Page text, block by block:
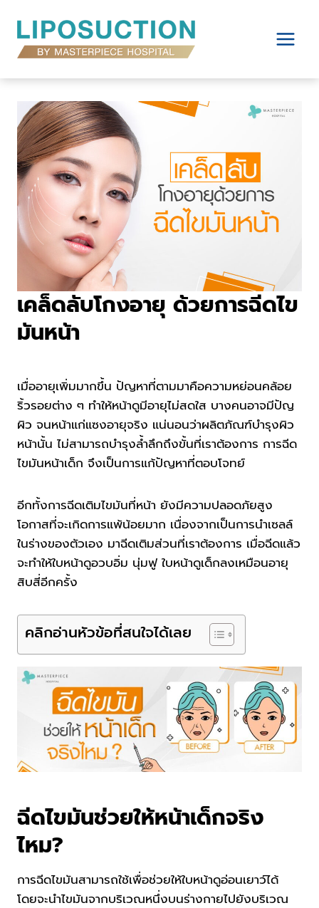
content
เคล็ดลับโกงอายุ ด้วยการฉีดไข
มันหน้า
เมื่ออายุเพิ่มมากขึ้น ปัญหาที่ตามมาคือความหย่อนคล้อย
ริ้วรอยต่าง ๆ ทำให้หน้าดูมีอายุไม่สดใส บางคนอาจมีปัญ
ผิว จนหน้าแก่แซงอายุจริง แน่นอนว่าผลิตภัณฑ์บำรุงผิว
หน้านั้น ไม่สามารถบำรุงล้ำลึกถึงขั้นที่เราต้องการ การฉีด
ไขมันหน้าเด็ก จึงเป็นการแก้ปัญหาที่ตอบโจทย์
อีกทั้งการฉีดเติมไขมันที่หน้า ยังมีความปลอดภัยสูง
โอกาสที่จะเกิดการแพ้น้อยมาก เนื่องจากเป็นการนำเซลล์
ในร่างของตัวเอง มาฉีดเติมส่วนที่เราต้องการ เมื่อฉีดแล้ว
จะทำให้ใบหน้าดูอวบอิ่ม นุ่มฟู ใบหน้าดูเด็กลงเหมือนอายุ
สิบสี่อีกครั้ง
คลิกอ่านหัวข้อที่สนใจได้เลย
ฉีดไขมันช่วยให้หน้าเด็กจริง
ไหม?
การฉีดไขมันสามารถใช้เพื่อช่วยให้ใบหน้าดูอ่อนเยาว์ได้
โดยจะนำไขมันจากบริเวณหนึ่งบนร่างกายไปยังบริเวณ